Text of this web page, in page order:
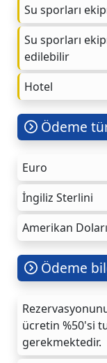
Su sporları
Su sporları
edilebilir
Hotel
Ödeme
Euro
İngiliz Sterlini
Amerikan Doları
Ödeme
ücretin %50'si
gerekmektedir.